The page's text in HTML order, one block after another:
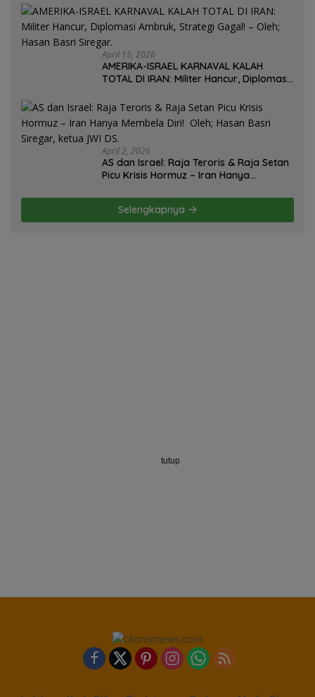
Basri Siregar, Redaktur Utomo News,
Rubrik: Opini & Kajian Sosial.
April 15, 2026
AMERIKA-ISRAEL KARNAVAL KALAH
TOTAL DI IRAN: Militer Hancur, Diplomasi
Basri Siregar.
April 2, 2026
AS dan Israel: Raja Teroris & Raja Setan
Picu Krisis Hormuz – Iran Hanya
ketua JWI DS.
Selengkapnya
tutup